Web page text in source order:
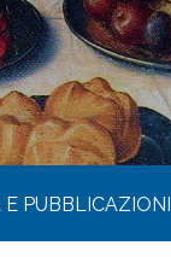
PUBBLICAZIONI